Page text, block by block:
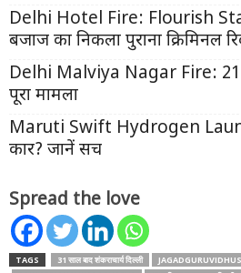
Delhi Hotel Fire: Flourish
बजाज का निकला पुराना क्रिमिनल
Delhi Malviya Nagar Fire: 21
पूरा मामला
Maruti Swift Hydrogen
कार? जानें सच
Spread the love
TAGS 31 साल बाद शंकराचार्य दिल्ली